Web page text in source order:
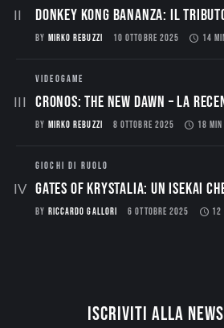
Donkey Kong Bananza: Il
BY MIRKO REBUZZI 10 OTTOBRE 2025 14
VIDEOGAME
CRONOS: THE NEW DAWN – La
BY MIRKO REBUZZI 8 OTTOBRE 2025 18 MIN
GIOCHI DI RUOLO
Gates of Krystalia: Un Isekai
BY RICCARDO GALLORI 6 OTTOBRE 2025 12
Iscriviti alla